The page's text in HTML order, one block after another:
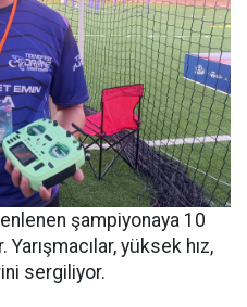
şampiyonaya 10
Yarışmacılar, yüksek hız,
sergiliyor.